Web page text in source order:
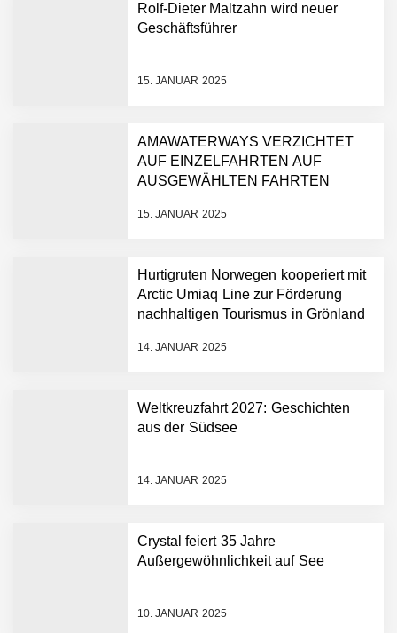
Rolf-Dieter Maltzahn wird neuer
Geschäftsführer
15. JANUAR 2025
AMAWATERWAYS VERZICHTET
AUF EINZELFAHRTEN AUF
AUSGEWÄHLTEN FAHRTEN
15. JANUAR 2025
Hurtigruten Norwegen kooperiert mit
Arctic Umiaq Line zur Förderung
nachhaltigen Tourismus in Grönland
14. JANUAR 2025
Weltkreuzfahrt 2027: Geschichten
aus der Südsee
14. JANUAR 2025
Crystal feiert 35 Jahre
Außergewöhnlichkeit auf See
10. JANUAR 2025